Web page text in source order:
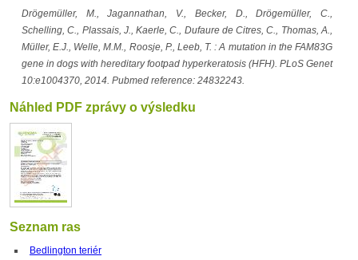
Drögemüller, M., Jagannathan, V., Becker, D., Drögemüller, C.,
Schelling, C., Plassais, J., Kaerle, C., Dufaure de Citres, C., Thomas, A.,
Müller, E.J., Welle, M.M., Roosje, P., Leeb, T. : A mutation in the FAM83G
gene in dogs with hereditary footpad hyperkeratosis (HFH). PLoS Genet
10:e1004370, 2014. Pubmed reference: 24832243.
Náhled PDF zprávy o výsledku
Seznam ras
Bedlington teriér